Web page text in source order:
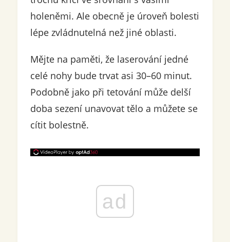
holeněmi. Ale obecně je úroveň bolesti
lépe zvládnutelná než jiné oblasti.
Mějte na paměti, že laserování jedné
celé nohy bude trvat asi 30–60 minut.
Podobně jako při tetování může delší
doba sezení unavovat tělo a můžete se
cítit bolestně.
ad